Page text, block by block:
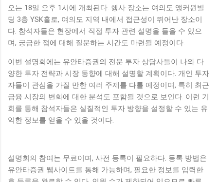
오는 18일 오후 1시에 개최된다. 행사 장소는 여의도 앵커원빌
딩 3층 YSK홀로, 여의도 지역 내에서 접근성이 뛰어난 장소이
다. 참석자들은 현장에서 직접 투자 관련 설명을 들을 수 있으
며, 궁금한 점에 대해 질문하는 시간도 마련될 예정이다.
이번 설명회에는 유안타증권의 전문 투자 상담사들이 나와 다
양한 투자 전략과 시장 동향에 대해 설명할 계획이다. 개인 투자
자들이 관심을 가질 만한 여러 주제를 다룰 예정이며, 특히 최근
금융 시장의 변화에 대한 분석도 포함될 것으로 보인다. 이런 기
회를 통해 참석자들은 실질적인 투자 방향을 설정할 수 있는 유
익한 정보를 얻을 수 있을 것이다.
설명회의 참여는 무료이며, 사전 등록이 필요하다. 등록 방법은
유안타증권 웹사이트를 통해 가능하며, 필요한 정보를 입력한